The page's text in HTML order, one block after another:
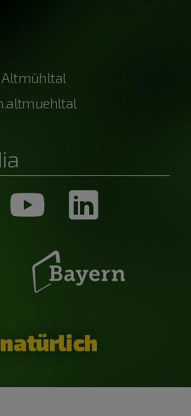
Altmühltal